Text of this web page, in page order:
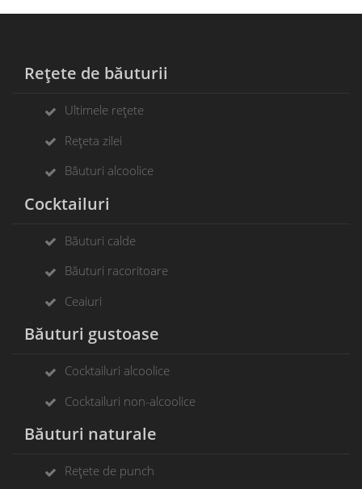
Rețete de băuturii
Ultimele rețete
Rețeta zilei
Băuturi alcoolice
Cocktailuri
Băuturi calde
Băuturi racoritoare
Ceaiuri
Băuturi gustoase
Cocktailuri alcoolice
Cocktailuri non-alcoolice
Băuturi naturale
Rețete de punch